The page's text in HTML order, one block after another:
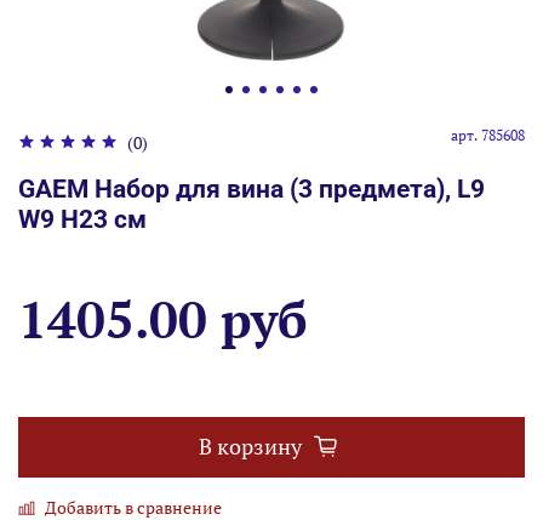
(0) арт. 785608
GAEM Набор для вина (3 предмета), L9
W9 H23 см
1405.00 руб
В корзину
Добавить в сравнение